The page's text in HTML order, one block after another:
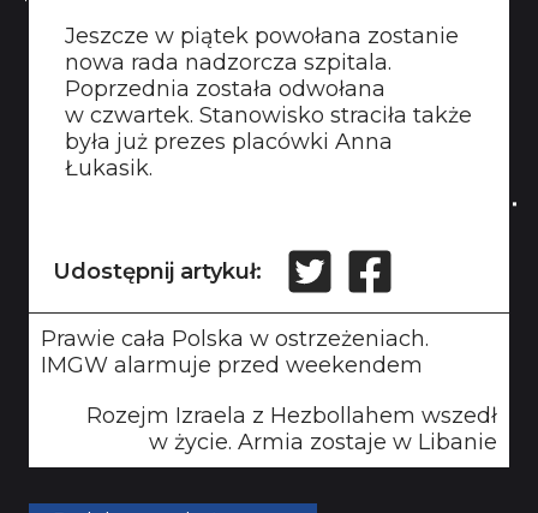
Jeszcze w piątek powołana zostanie
nowa rada nadzorcza szpitala.
Poprzednia została odwołana
w czwartek. Stanowisko straciła także
była już prezes placówki Anna
Łukasik.
Udostępnij artykuł:
Prawie cała Polska w ostrzeżeniach.
IMGW alarmuje przed weekendem
Rozejm Izraela z Hezbollahem wszedł
w życie. Armia zostaje w Libanie